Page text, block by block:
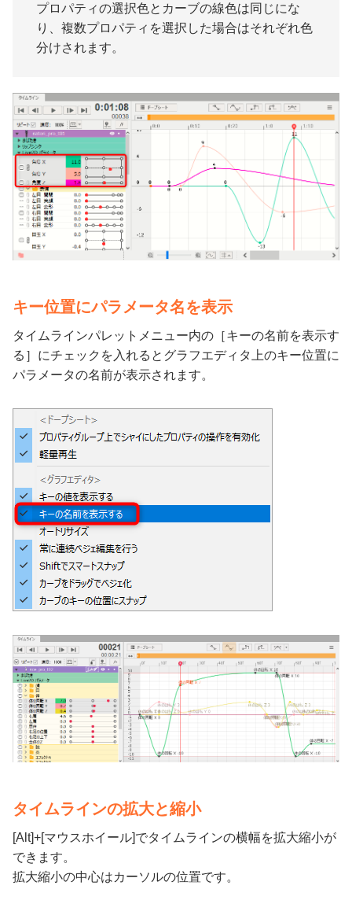
プロパティの選択色とカーブの線色は同じにな
り、複数プロパティを選択した場合はそれぞれ色
分けされます。
キー位置にパラメータ名を表示
タイムラインパレットメニュー内の［キーの名前を表示す
る］にチェックを入れるとグラフエディタ上のキー位置に
パラメータの名前が表示されます。
タイムラインの拡大と縮小
[Alt]+[マウスホイール]でタイムラインの横幅を拡大縮小が
できます。
拡大縮小の中心はカーソルの位置です。